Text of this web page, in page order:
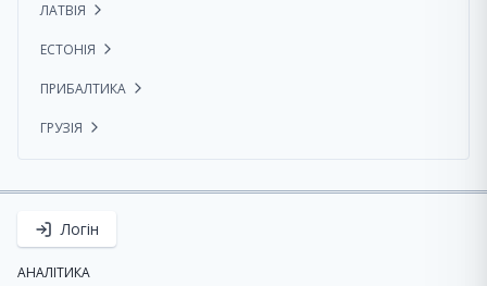
ЛАТВІЯ
ЕСТОНІЯ
ПРИБАЛТИКА
ГРУЗІЯ
Логін
АНАЛІТИКА